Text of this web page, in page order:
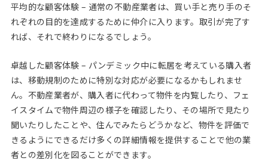
平均的な顧客体験 – 通常の不動産業者は、買い手と売り手のそ
れぞれの目的を達成するために仲介に入ります。取引が完了す
れば、それで終わりになるでしょう。
卓越した顧客体験 – パンデミック中に転居を考えている購入者
は、移動規制のために特別な対応が必要になるかもしれませ
ん。不動産業者が、購入者に代わって物件を内覧したり、フェ
イスタイムで物件周辺の様子を確認したり、その場所で見たり
聞いたりしたことや、住んでみたらどうかなど、物件を評価で
きるようにできるだけ多くの詳細情報を提供することで他の業
者との差別化を図ることができます。